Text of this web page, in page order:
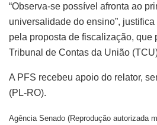
“Observa-se possível afronta ao
universalidade do ensino”,
pela proposta de fiscalização, que
Tribunal de Contas da União
A PFS recebeu apoio do relator,
(PL-RO).
Agência Senado (Reprodução autorizada